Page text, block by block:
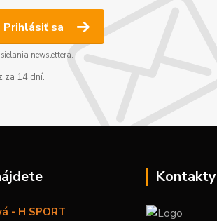
Prihlásiť sa
newslettera.
za 14 dní.
- H SPORT
Kontakty